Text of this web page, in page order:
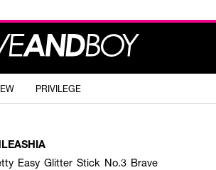
PRIVILEGE
Easy Glitter Stick No.3 Brave